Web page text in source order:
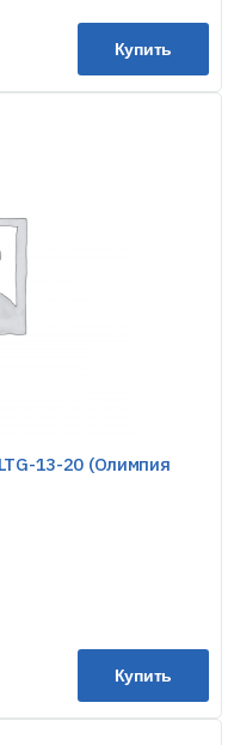
Купить
13-20 (Олимпия
Купить